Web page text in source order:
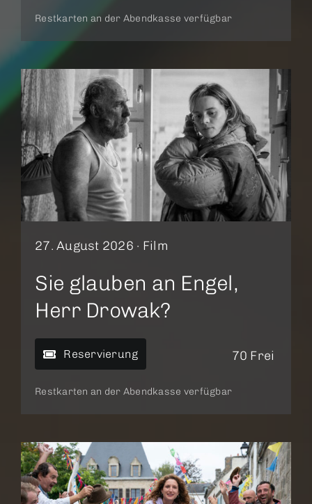
Restkarten an der Abendkasse verfügbar
27. August 2026 · Film
Sie glauben an Engel,
Herr Drowak?
Reservierung 70 Frei
Restkarten an der Abendkasse verfügbar